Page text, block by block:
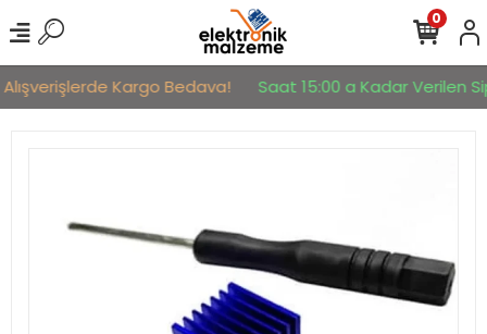
Kargo Bedava! Saat 15:00 a Kadar Verilen
0